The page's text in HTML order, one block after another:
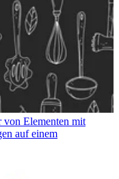
von Elementen mit
auf einem